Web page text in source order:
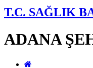
T.C. SAĞLIK
ADANA